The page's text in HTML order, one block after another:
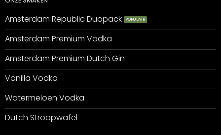
Amsterdam Republic Duopack
Amsterdam Premium Vodka
Amsterdam Premium Dutch Gin
Vanilla Vodka
Watermeloen Vodka
Dutch Stroopwafel